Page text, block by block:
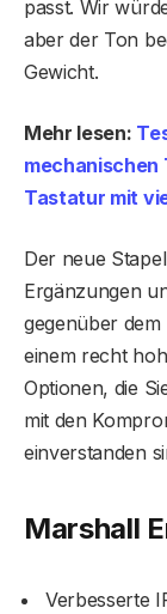
passt. Wir
aber der Ton
Gewicht.
Mehr lesen:
mechanischen
Tastatur mit
Der neue
Ergänzungen
gegenüber
einem recht
Optionen, die
mit den
einverstanden
Marshall
Verbesserte